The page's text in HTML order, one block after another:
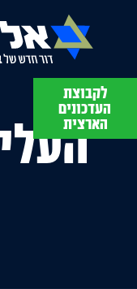
תסבירו לי
עם מתן יפה
לקבוצת
העדכונים
הארצית